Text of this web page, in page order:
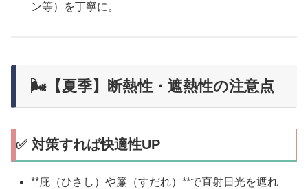
ン等）を丁寧に。
🌬【夏季】断熱性・遮熱性の注意点
✅ 対策すれば快適性UP
**庇（ひさし）や簾（すだれ）**で直射日光を遮れ